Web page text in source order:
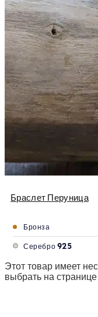
Браслет Перуница
Бронза
Серебро 925
Этот товар имеет
выбрать на